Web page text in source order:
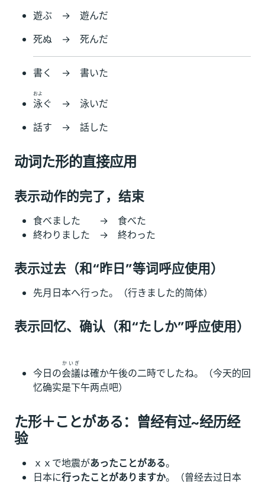
遊ぶ → 遊んだ
死ぬ → 死んだ
書く → 書いた
泳
およ
ぐ → 泳いだ
話す → 話した
动词た形的直接应用
表示动作的完了，结束
食べました → 食べた
終わりました → 終わった
表示过去（和“昨日”等词呼应使用）
先月日本へ行った。（行きました的简体）
表示回忆、确认（和“たしか”呼应使用）
今日の会議
かいぎ
は確か午後の二時でしたね。（今天的回
忆确实是下午两点吧）
た形＋ことがある：曾经有过~经历经
验
ｘｘで地震があったことがある。
日本に行ったことがありますか。（曾经去过日本